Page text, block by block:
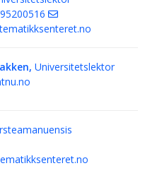
Universitetslektor